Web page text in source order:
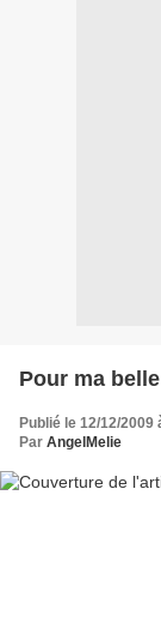
Pour ma belle
Publié le 12/12/2009
Par AngelMelie